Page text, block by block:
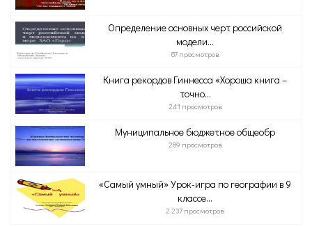
Определение основных черт российской
модели...
87 просмотров
Книга рекордов Гиннесса «Хороша книга –
точно...
241 просмотров
Муниципальное бюджетное общеобр
289 просмотров
«Самый умный» Урок-игра по географии в 9
классе...
2 237 просмотров